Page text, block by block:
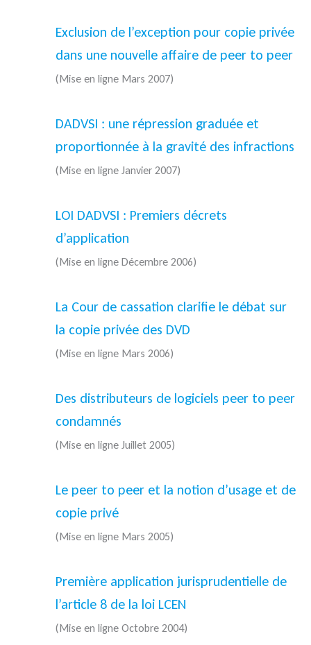
Exclusion de l’exception pour copie privée
dans une nouvelle affaire de peer to peer
(Mise en ligne Mars 2007)
DADVSI : une répression graduée et
proportionnée à la gravité des infractions
(Mise en ligne Janvier 2007)
LOI DADVSI : Premiers décrets
d’application
(Mise en ligne Décembre 2006)
La Cour de cassation clarifie le débat sur
la copie privée des DVD
(Mise en ligne Mars 2006)
Des distributeurs de logiciels peer to peer
condamnés
(Mise en ligne Juillet 2005)
Le peer to peer et la notion d’usage et de
copie privé
(Mise en ligne Mars 2005)
Première application jurisprudentielle de
l’article 8 de la loi LCEN
(Mise en ligne Octobre 2004)